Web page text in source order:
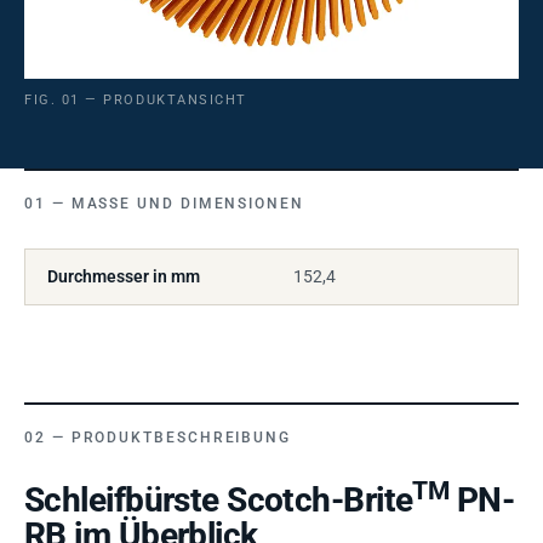
FIG. 01 — PRODUKTANSICHT
MASSE UND DIMENSIONEN
Durchmesser in mm 152,4
PRODUKTBESCHREIBUNG
Schleifbürste Scotch-BriteTM PN-